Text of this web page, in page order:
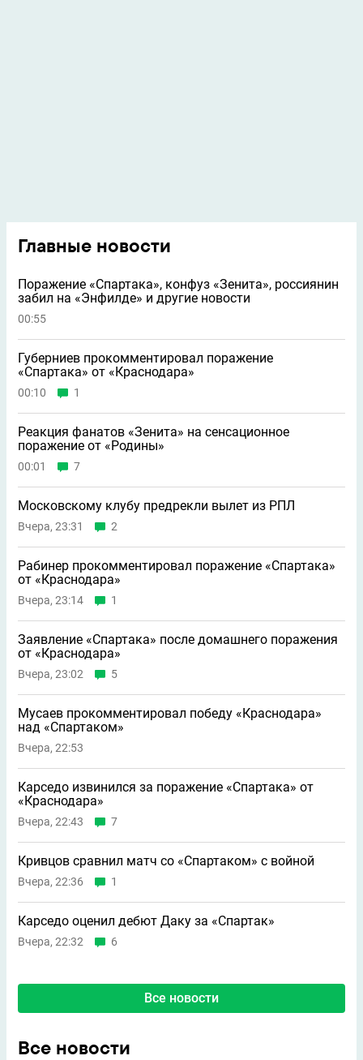
Главные новости
Поражение «Спартака», конфуз «Зенита», россиянин
забил на «Энфилде» и другие новости
00:55
Губерниев прокомментировал поражение
«Спартака» от «Краснодара»
00:10 1
Реакция фанатов «Зенита» на сенсационное
поражение от «Родины»
00:01 7
Московскому клубу предрекли вылет из РПЛ
Вчера, 23:31 2
Рабинер прокомментировал поражение «Спартака»
от «Краснодара»
Вчера, 23:14 1
Заявление «Спартака» после домашнего поражения
от «Краснодара»
Вчера, 23:02 5
Мусаев прокомментировал победу «Краснодара»
над «Спартаком»
Вчера, 22:53
Карседо извинился за поражение «Спартака» от
«Краснодара»
Вчера, 22:43 7
Кривцов сравнил матч со «Спартаком» с войной
Вчера, 22:36 1
Карседо оценил дебют Даку за «Спартак»
Вчера, 22:32 6
Все новости
Все новости